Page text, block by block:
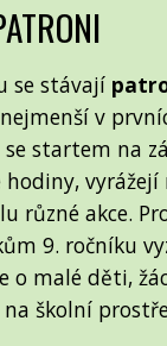
se stávají
v
startem na
hodiny, vyrážejí
různé akce.
9. ročníku
o malé děti,
školní